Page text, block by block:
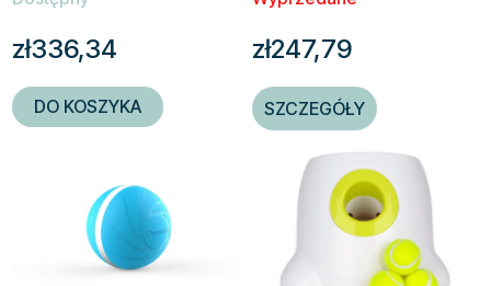
zł336,34
DO KOSZYKA
zł247,79
SZCZEGÓŁY